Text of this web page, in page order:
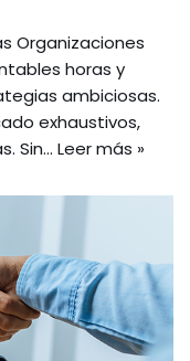
Organizaciones
horas y
ambiciosas.
exhaustivos,
Sin… Leer más »